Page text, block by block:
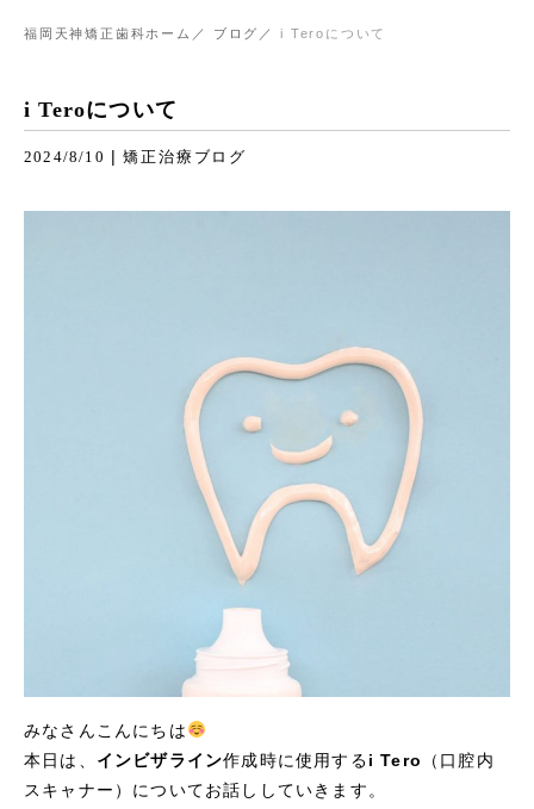
福岡天神矯正歯科ホーム ブログ i Teroについて
i Teroについて
2024/8/10 |矯正治療ブログ
みなさんこんにちは
本日は、 インビザライン作成時に使用するi Tero
（口腔内
スキャナー）についてお話ししていきます。